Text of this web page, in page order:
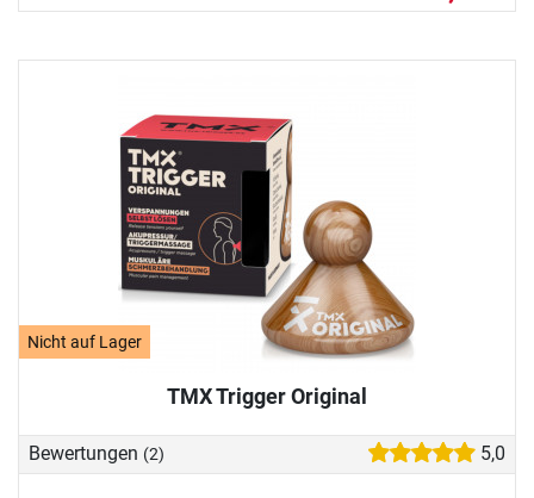
Nicht auf Lager
TMX Trigger Original
Bewertungen (2) 5,0